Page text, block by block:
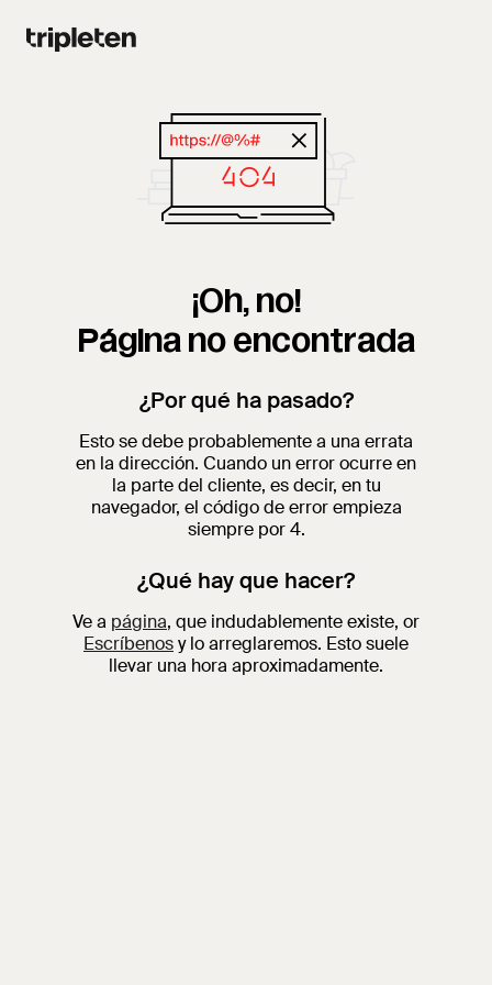
¡Oh, no!
Página no encontrada
¿Por qué ha pasado?
Esto se debe probablemente a una errata
en la dirección. Cuando un error ocurre en
la parte del cliente, es decir, en tu
navegador, el código de error empieza
siempre por 4.
¿Qué hay que hacer?
Ve a página, que indudablemente existe, or
Escríbenosy lo arreglaremos. Esto suele
llevar una hora aproximadamente.